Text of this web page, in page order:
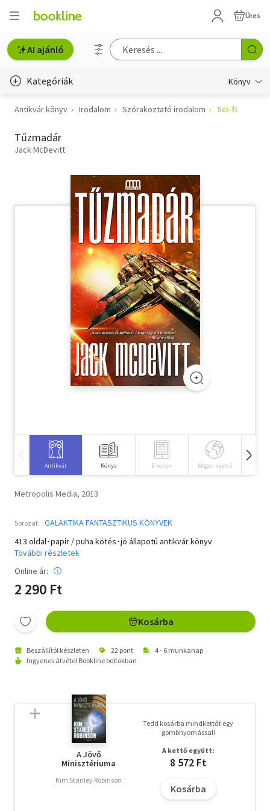
Üres
AI ajánló
Kategóriák Könyv
Életmód, egészség
Erotika
Hobbi, szabadidő
Szótár, nyelvkönyv
Tankönyv, segédkönyv
Társadalomtudomány
Természettudomány
Antikvár könyv Irodalom Szórakoztató irodalom Sci-fi
Tűzmadár
Jack McDevitt
Antikvár Könyv E-könyv Idegen nyelvű
Metropolis Media, 2013
Sorozat: GALAKTIKA FANTASZTIKUS KÖNYVEK
413 oldal･papír / puha kötés･jó állapotú antikvár könyv
További részletek
Online ár:
2 290 Ft
Kosárba
Beszállítói készleten 22 pont
4 - 6 munkanap
Ingyenes átvétel Bookline boltokban
A Jövő
Minisztériuma
Kim Stanley Robinson
Tedd kosárba mindkettőt egy
gombnyomással!
A kettő együtt:
8 572 Ft
Kosárba